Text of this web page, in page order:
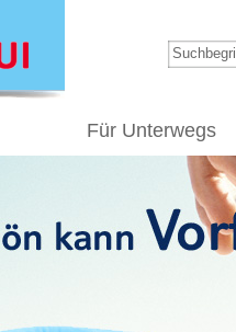
Für Unterwegs